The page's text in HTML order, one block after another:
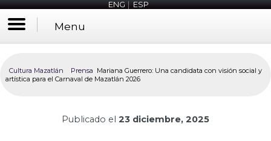
ENG|ESP
Menu
Cultura Mazatlán Prensa Mariana Guerrero: Una candidata con visión social y
artística para el Carnaval de Mazatlán 2026
Publicado el 23 diciembre, 2025